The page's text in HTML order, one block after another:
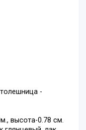
-
высота-0.78 см.